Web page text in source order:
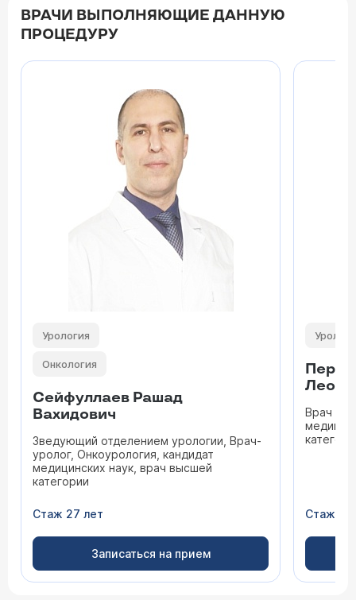
ВРАЧИ ВЫПОЛНЯЮЩИЕ ДАННУЮ
ПРОЦЕДУРУ
Урология
Онкология
Сейфуллаев Рашад
Вахидович
Зведующий отделением урологии, Врач-
уролог, Онкоурология, кандидат
медицинских наук, врач высшей
категории
Стаж 27 лет
Записаться на прием
Врач
Стаж 45